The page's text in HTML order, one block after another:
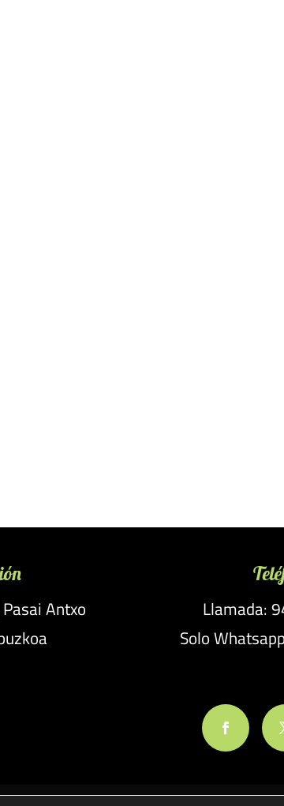
Antxo
Llamada:
Solo